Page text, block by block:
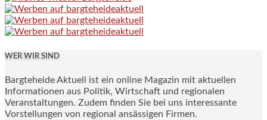
WER WIR SIND
Bargteheide Aktuell ist ein online Magazin mit aktuellen
Informationen aus Politik, Wirtschaft und regionalen
Veranstaltungen. Zudem finden Sie bei uns interessante
Vorstellungen von regional ansässigen Firmen.